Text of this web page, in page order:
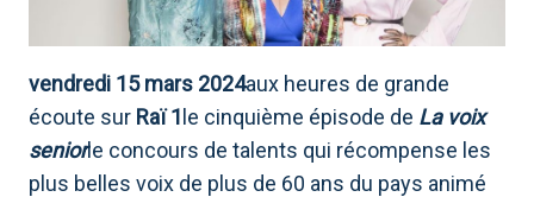
vendredi 15 mars 2024aux heures de grande
écoute sur Raï 1le cinquième épisode de La voix
seniorle concours de talents qui récompense les
plus belles voix de plus de 60 ans du pays animé